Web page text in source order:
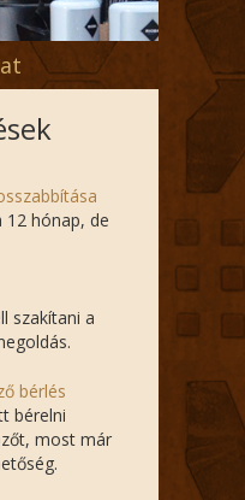
12 hónap, de
szakítani a
bérlés
bérelni
most már